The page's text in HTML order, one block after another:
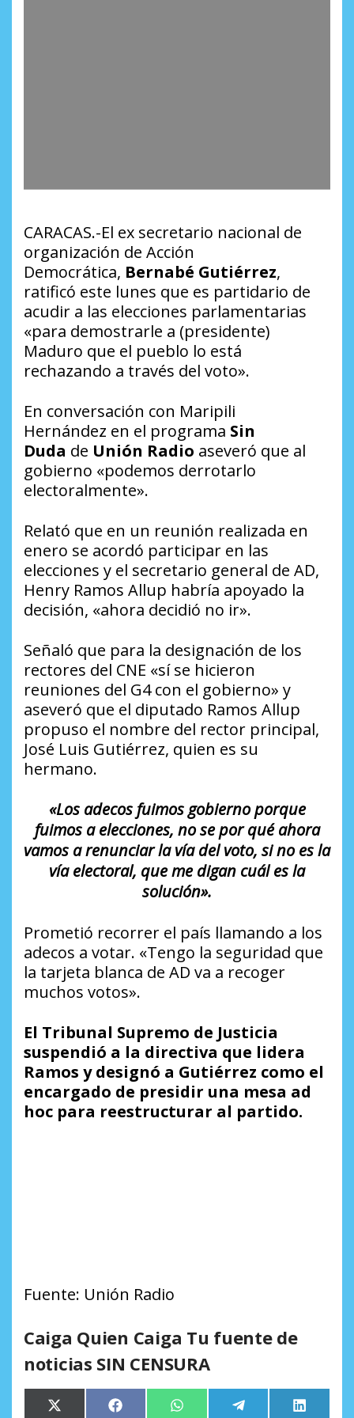
CARACAS.-El ex secretario nacional de
organización de Acción
Democrática, Bernabé Gutiérrez,
ratificó este lunes que es partidario de
acudir a las elecciones parlamentarias
«para demostrarle a (presidente)
Maduro que el pueblo lo está
rechazando a través del voto».
En conversación con Maripili
Hernández en el programa Sin
Duda de Unión Radio aseveró que al
gobierno «podemos derrotarlo
electoralmente».
Relató que en un reunión realizada en
enero se acordó participar en las
elecciones y el secretario general de AD,
Henry Ramos Allup habría apoyado la
decisión, «ahora decidió no ir».
Señaló que para la designación de los
rectores del CNE «sí se hicieron
reuniones del G4 con el gobierno» y
aseveró que el diputado Ramos Allup
propuso el nombre del rector principal,
José Luis Gutiérrez, quien es su
hermano.
«Los adecos fuimos gobierno porque
fuimos a elecciones, no se por qué ahora
vamos a renunciar la vía del voto, si no es la
vía electoral, que me digan cuál es la
solución».
Prometió recorrer el país llamando a los
adecos a votar. «Tengo la seguridad que
la tarjeta blanca de AD va a recoger
muchos votos».
El Tribunal Supremo de Justicia
suspendió a la directiva que lidera
Ramos y designó a Gutiérrez como el
encargado de presidir una mesa ad
hoc para reestructurar al partido.
Fuente: Unión Radio
Caiga Quien Caiga Tu fuente de
noticias SIN CENSURA
Compartir
X Compartir
Facebook Compartir
WhatsApp Compartir
Telegram LinkedIn